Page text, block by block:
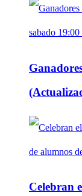
Celebran